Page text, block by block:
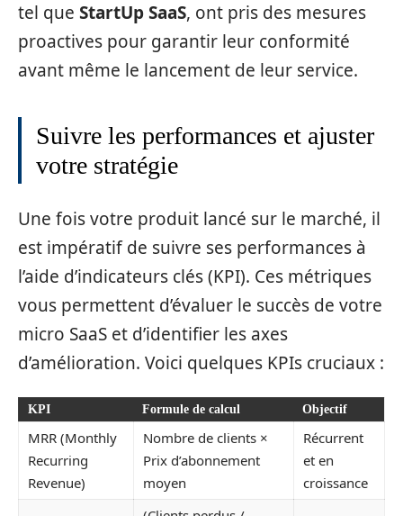
tel que StartUp SaaS, ont pris des mesures
proactives pour garantir leur conformité
avant même le lancement de leur service.
Suivre les performances et ajuster
votre stratégie
Une fois votre produit lancé sur le marché, il
est impératif de suivre ses performances à
l’aide d’indicateurs clés (KPI). Ces métriques
vous permettent d’évaluer le succès de votre
micro SaaS et d’identifier les axes
d’amélioration. Voici quelques KPIs cruciaux :
KPI Formule de calcul Objectif
MRR (Monthly
Recurring
Revenue)
Nombre de clients ×
Prix d’abonnement
moyen
Récurrent
et en
croissance